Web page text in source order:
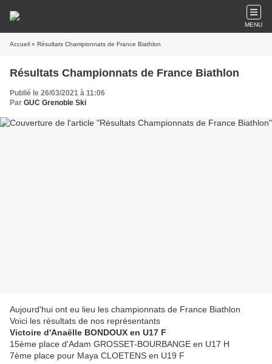
MENU
Accueil » Résultats Championnats de France Biathlon
Résultats Championnats de France Biathlon
Publié le 26/03/2021 à 11:06
Par GUC Grenoble Ski
Aujourd'hui ont eu lieu les championnats de France Biathlon
Voici les résultats de nos représentants
Victoire d'Anaëlle BONDOUX en U17 F
15ème place d'Adam GROSSET-BOURBANGE en U17 H
7ème place pour Maya CLOETENS en U19 F